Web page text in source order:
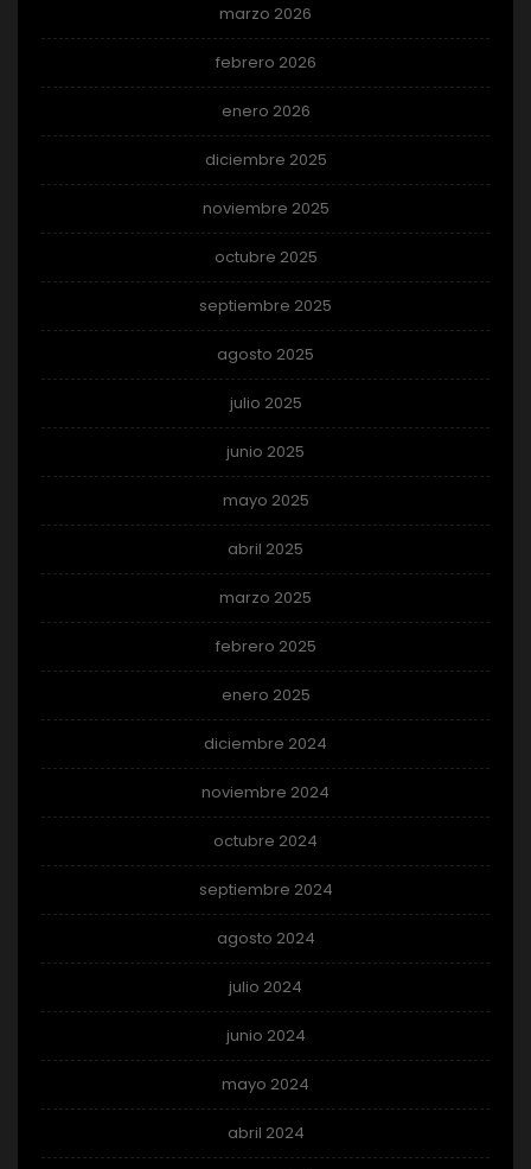
marzo 2026
febrero 2026
enero 2026
diciembre 2025
noviembre 2025
octubre 2025
septiembre 2025
agosto 2025
julio 2025
junio 2025
mayo 2025
abril 2025
marzo 2025
febrero 2025
enero 2025
diciembre 2024
noviembre 2024
octubre 2024
septiembre 2024
agosto 2024
julio 2024
junio 2024
mayo 2024
abril 2024